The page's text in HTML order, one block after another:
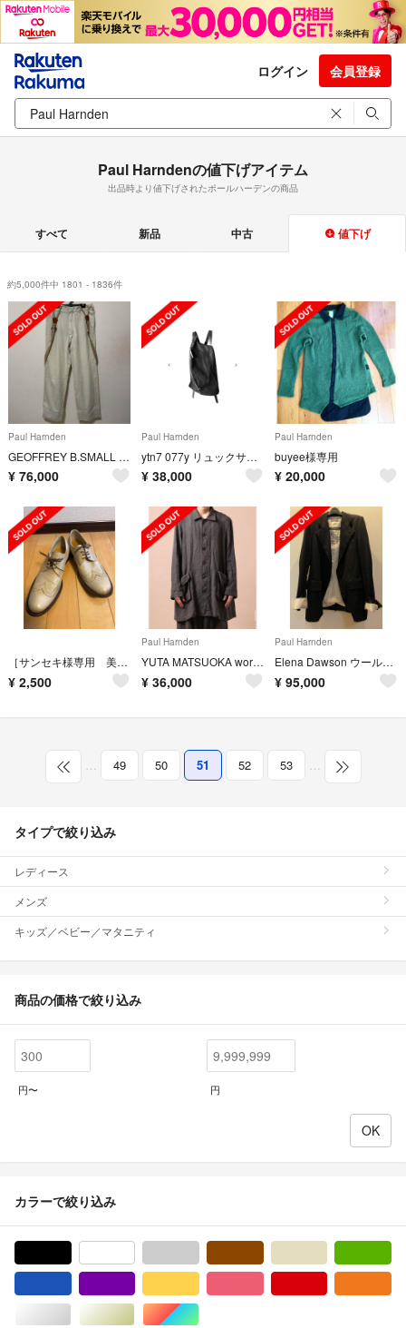
ログイン 会員登録
Paul Harndenの値下げアイテム
出品時より値下げされたポールハーデンの商品
すべて 新品 中古 値下げ
約5,000件中 1801 - 1836件
Paul Harnden
GEOFFREY B.SMALL "SUSPENDER Pants" Beige
¥ 76,000
Paul Harnden
ytn7 077y リュックサック レザーバックパック
¥ 38,000
Paul Harnden
buyee様専用
¥ 20,000
［サンセキ様専用 美品］Paulmay ウイングチップ ベージュ 26.5cm
¥ 2,500
Paul Harnden
YUTA MATSUOKA work shirt jacket
¥ 36,000
Paul Harnden
Elena Dawson ウール スーツ地ジャケット
¥ 95,000
… 49 50 51 52 53 …
タイプで絞り込み
レディース
メンズ
キッズ／ベビー／マタニティ
商品の価格で絞り込み
円〜 円
カラーで絞り込み
シルバー/銀色系ゴールド/金色系マルチカラー